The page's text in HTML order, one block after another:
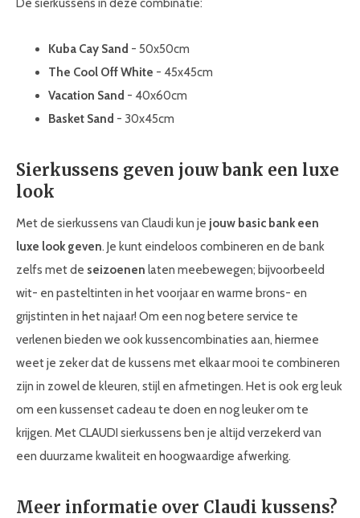
De sierkussens in deze combinatie:
Kuba Cay Sand - 50x50cm
The Cool Off White - 45x45cm
Vacation Sand - 40x60cm
Basket Sand - 30x45cm
Sierkussens geven jouw bank een luxe
look
Met de sierkussens van Claudi kun je jouw basic bank een
luxe look geven. Je kunt eindeloos combineren en de bank
zelfs met de seizoenen laten meebewegen; bijvoorbeeld
wit- en pasteltinten in het voorjaar en warme brons- en
grijstinten in het najaar! Om een nog betere service te
verlenen bieden we ook kussencombinaties aan, hiermee
weet je zeker dat de kussens met elkaar mooi te combineren
zijn in zowel de kleuren, stijl en afmetingen. Het is ook erg leuk
om een kussenset cadeau te doen en nog leuker om te
krijgen. Met CLAUDI sierkussens ben je altijd verzekerd van
een duurzame kwaliteit en hoogwaardige afwerking.
Meer informatie over Claudi kussens?